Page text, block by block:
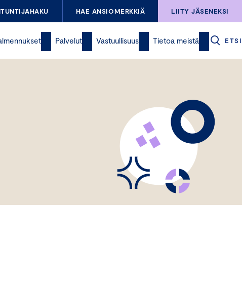
HAE ANSIOMERKKIÄ LIITY JÄSENEKSI
Palvelut Vastuullisuus Tietoa meistä ETSI